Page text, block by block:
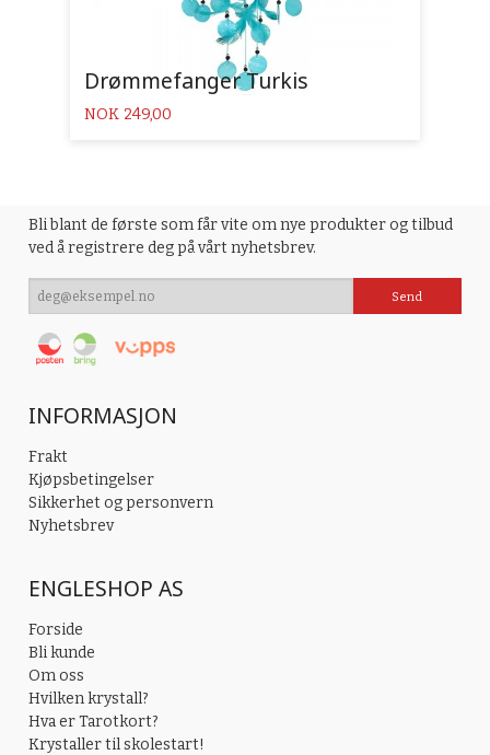
Drømmefanger Turkis
Pris
NOK 249,00
Bli blant de første som får vite om nye produkter og tilbud
ved å registrere deg på vårt nyhetsbrev.
INFORMASJON
Frakt
Kjøpsbetingelser
Sikkerhet og personvern
Nyhetsbrev
ENGLESHOP AS
Forside
Bli kunde
Om oss
Hvilken krystall?
Hva er Tarotkort?
Krystaller til skolestart!